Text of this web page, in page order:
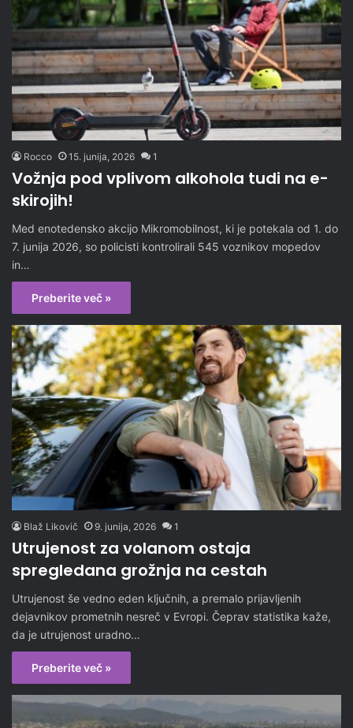
Rocco 15. junija, 2026 1
Vožnja pod vplivom alkohola tudi na e-
skirojih!
Med enotedensko akcijo Mikromobilnost, ki je potekala od 1. do
7. junija 2026, so policisti kontrolirali 545 voznikov mopedov
in…
Preberite več »
Blaž Likovič 9. junija, 2026 1
Utrujenost za volanom ostaja
spregledana grožnja na cestah
Utrujenost še vedno eden ključnih, a premalo prijavljenih
dejavnikov prometnih nesreč v Evropi. Čeprav statistika kaže,
da je utrujenost uradno…
Preberite več »